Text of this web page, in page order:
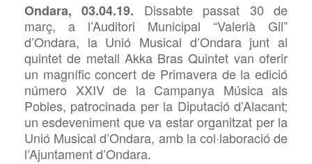
Ondara, 03.04.19. Dissabte passat 30 de
març, a l’Auditori Municipal “Valerià Gil”
d’Ondara, la Unió Musical d’Ondara junt al
quintet de metall Akka Bras Quintet van oferir
un magnífic concert de Primavera de la edició
número XXIV de la Campanya Música als
Pobles, patrocinada per la Diputació d’Alacant;
un esdeveniment que va estar organitzat per la
Unió Musical d’Ondara, amb la col·laboració de
l’Ajuntament d’Ondara.